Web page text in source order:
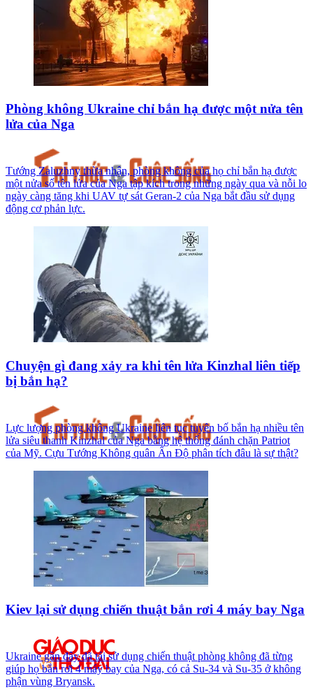
Phòng không Ukraine chỉ bắn hạ được một nửa tên
lửa của Nga
Tướng Zaluzhny thừa nhận, phòng không của họ chỉ bắn hạ được
một nửa số tên lửa của Nga tập kích trong những ngày qua và nỗi lo
ngày càng tăng khi UAV tự sát Geran-2 của Nga bắt đầu sử dụng
động cơ phản lực.
Chuyện gì đang xảy ra khi tên lửa Kinzhal liên tiếp
bị bắn hạ?
Lực lượng phòng không Ukraine liên tục tuyên bố bắn hạ nhiều tên
lửa siêu thanh Kinzhal của Nga bằng hệ thống đánh chặn Patriot
của Mỹ. Cựu Tướng Không quân Ấn Độ phân tích đâu là sự thật?
Kiev lại sử dụng chiến thuật bắn rơi 4 máy bay Nga
Ukraine gần đây đã tái sử dụng chiến thuật phòng không đã từng
giúp họ bắn rơi 4 máy bay của Nga, có cả Su-34 và Su-35 ở không
phận vùng Bryansk.